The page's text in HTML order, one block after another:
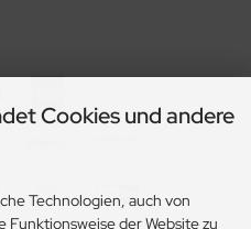
Cookies und andere
Technologien, auch von
der Website zu